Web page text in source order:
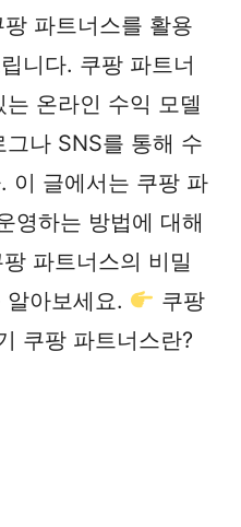
파트너스를 활용
니다. 쿠팡 파트너
온라인 수익 모델
나 SNS를 통해 수
이 글에서는 쿠팡 파
영하는 방법에 대해
팡 파트너스의 비밀
아보세요.
쿠팡
쿠팡 파트너스란?